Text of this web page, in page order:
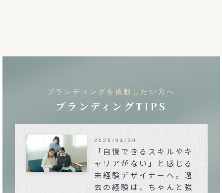
ブランディングを依頼したい方へ
ブランディングTIPS
「自慢できるスキルやキ
ャリアがない」と感じる
未経験デザイナーへ。過
去の経験は、ちゃんと強
2026/04/30